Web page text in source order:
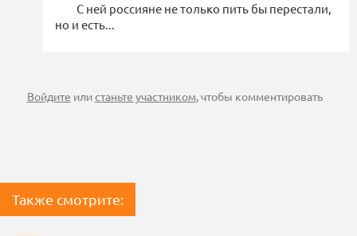
С ней россияне не только пить бы перестали,
но и есть...
Войдите илистаньте участником, чтобы комментировать
Также смотрите: